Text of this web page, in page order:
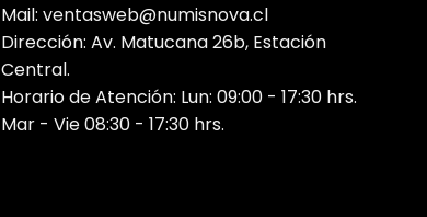
Mail: ventasweb@numisnova.cl
Dirección: Av. Matucana 26b, Estación
Central.
Horario de Atención: Lun: 09:00 - 17:30 hrs.
Mar - Vie 08:30 - 17:30 hrs.